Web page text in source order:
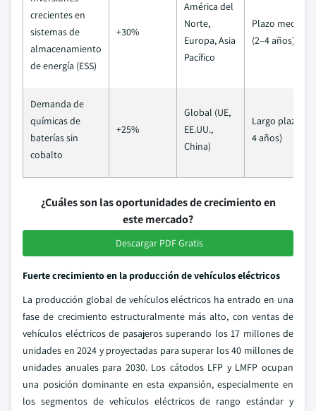
crecientes en
sistemas de
almacenamiento
de energía (ESS)
+30%
América del
Norte,
Europa, Asia
Pacífico
Plazo medio
(2–4 años)
Demanda de
químicas de
baterías sin
cobalto
+25%
Global (UE,
EE.UU.,
China)
Largo plazo (≥
4 años)
¿Cuáles son las oportunidades de crecimiento en
este mercado?
Descargar PDF Gratis
Fuerte crecimiento en la producción de vehículos eléctricos
La producción global de vehículos eléctricos ha entrado en una
fase de crecimiento estructuralmente más alto, con ventas de
vehículos eléctricos de pasajeros superando los 17 millones de
unidades en 2024 y proyectadas para superar los 40 millones de
unidades anuales para 2030. Los cátodos LFP y LMFP ocupan
una posición dominante en esta expansión, especialmente en
los segmentos de vehículos eléctricos de rango estándar y